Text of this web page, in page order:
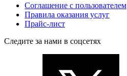
Соглашение с пользователем
Правила оказания услуг
Прайс-лист
Следите за нами в соцсетях